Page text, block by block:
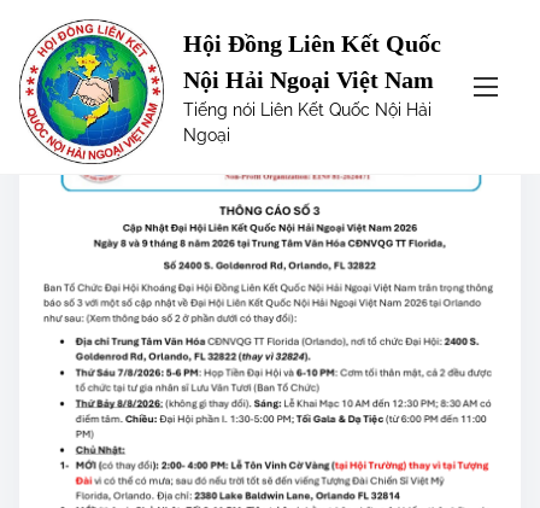
Hội Đồng Liên Kết Quốc
Nội Hải Ngoại Việt Nam
Tiếng nói Liên Kết Quốc Nội Hải
Ngoại
Category:Uncategorized